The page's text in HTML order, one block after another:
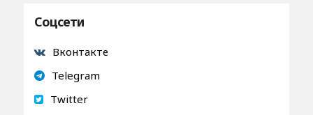
Соцсети
Вконтакте
Telegram
Twitter